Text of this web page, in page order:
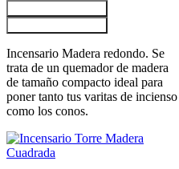
Incensario Madera redondo. Se
trata de un quemador de madera
de tamaño compacto ideal para
poner tanto tus varitas de incienso
como los conos.